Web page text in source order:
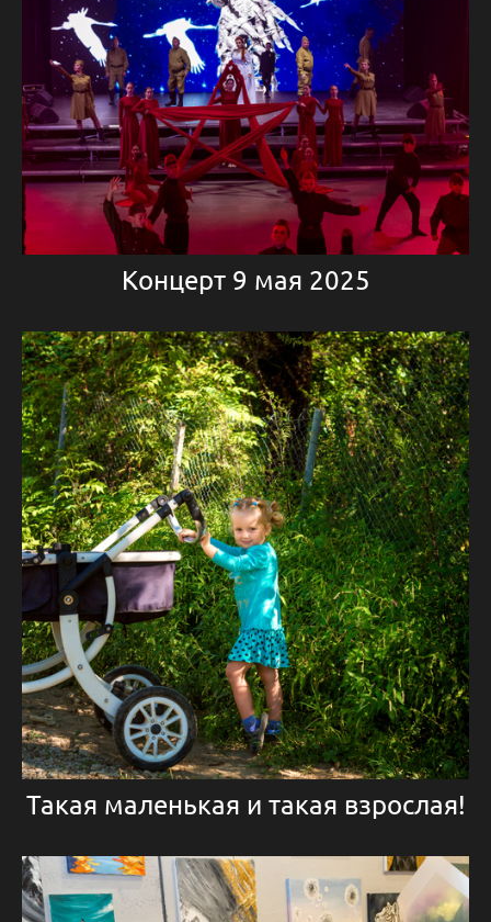
Концерт 9 мая 2025
Такая маленькая и такая взрослая!